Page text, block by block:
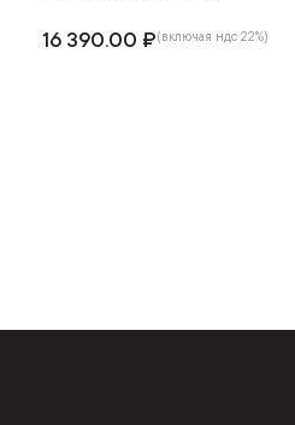
16 390.00 ₽(включая ндс 22%)